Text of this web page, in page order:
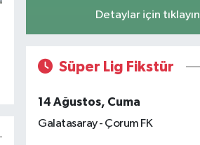
Detaylar için tıklayın
Süper Lig Fikstür
14 Ağustos, Cuma
Galatasaray - Çorum FK